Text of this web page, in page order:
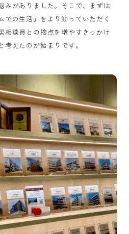
みがありました。そこで、まずは
での生活」をより知っていただく
相談員との接点を増やすきっかけ
考えたのが始まりです。